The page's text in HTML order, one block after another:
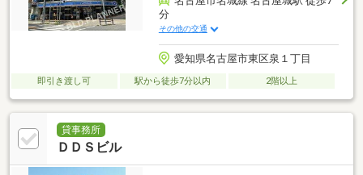
分
その他の交通
愛知県名古屋市東区泉１丁目
即引き渡し可 駅から徒歩7分以内 2階以上
貸事務所
ＤＤＳビル